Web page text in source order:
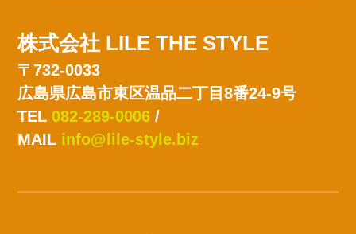
株式会社 LILE THE STYLE
〒732-0033
広島県広島市東区温品二丁目8番24-9号
TEL 082-289-0006 /
MAIL info@lile-style.biz